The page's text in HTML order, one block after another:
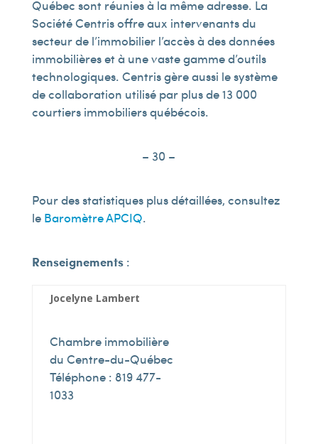
Québec sont réunies à la même adresse. La
Société Centris offre aux intervenants du
secteur de l’immobilier l’accès à des données
immobilières et à une vaste gamme d’outils
technologiques. Centris gère aussi le système
de collaboration utilisé par plus de 13 000
courtiers immobiliers québécois.
– 30 –
Pour des statistiques plus détaillées, consultez
le Baromètre APCIQ.
Renseignements:
Jocelyne Lambert
Chambre immobilière
du Centre-du-Québec
Téléphone : 819 477-
1033